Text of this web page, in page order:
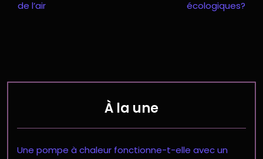
de l’air
écologiques?
À la une
Une pompe à chaleur fonctionne-t-elle avec un